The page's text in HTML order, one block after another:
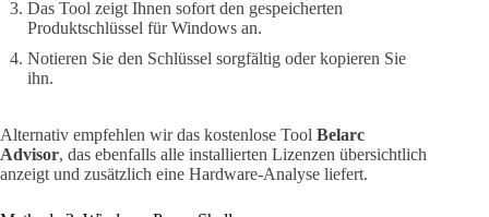
Das Tool zeigt Ihnen sofort den gespeicherten
Produktschlüssel für Windows an.
Notieren Sie den Schlüssel sorgfältig oder kopieren Sie
ihn.
Alternativ empfehlen wir das kostenlose Tool Belarc
Advisor, das ebenfalls alle installierten Lizenzen übersichtlich
anzeigt und zusätzlich eine Hardware-Analyse liefert.